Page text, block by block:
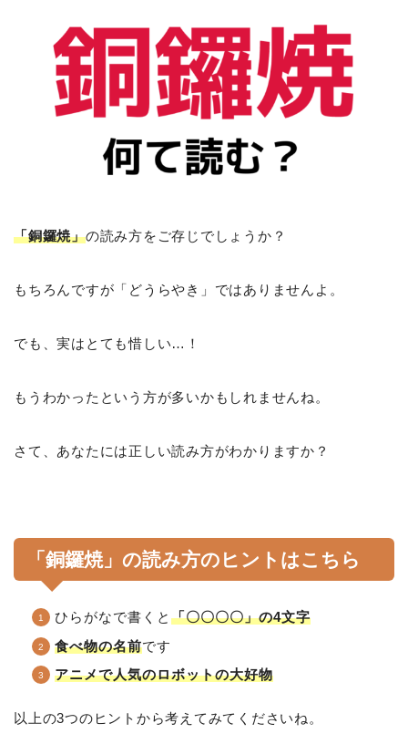
「銅鑼焼」の読み方をご存じでしょうか？
もちろんですが「どうらやき」ではありませんよ。
でも、実はとても惜しい…！
もうわかったという方が多いかもしれませんね。
さて、あなたには正しい読み方がわかりますか？
「銅鑼焼」の読み方のヒントはこちら
ひらがなで書くと 「〇〇〇〇」の4文字
食べ物の名前です
アニメで人気のロボットの大好物
以上の3つのヒントから考えてみてくださいね。